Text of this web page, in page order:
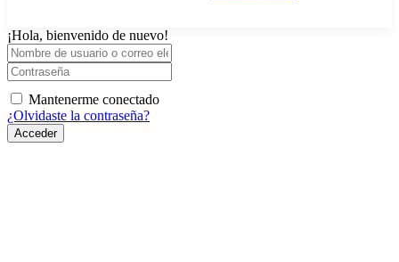
¡Hola, bienvenido de nuevo!
Mantenerme conectado
¿Olvidaste la contraseña?
Acceder